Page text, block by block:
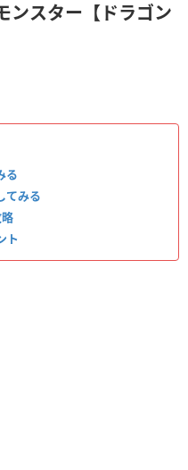
ンスター【ドラゴン
る
てみる
ト